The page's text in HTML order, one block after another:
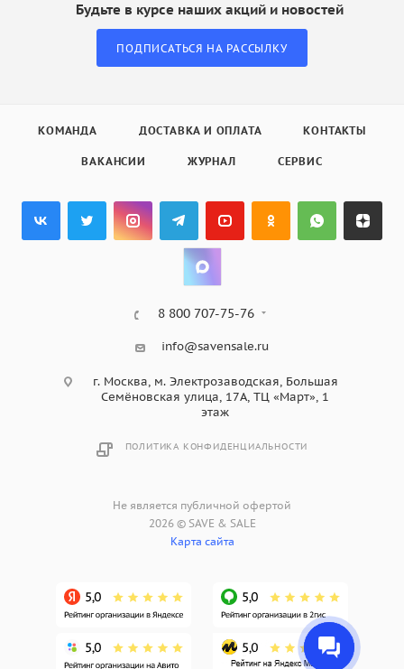
Будьте в курсе наших акций и новостей
ПОДПИСАТЬСЯ НА РАССЫЛКУ
КОМАНДА ДОСТАВКА И ОПЛАТА КОНТАКТЫ
ВАКАНСИИ ЖУРНАЛ СЕРВИС
8 800 707-75-76
info@savensale.ru
г. Москва, м. Электрозаводская, Большая
Семёновская улица, 17А, ТЦ «Март», 1
этаж
ПОЛИТИКА КОНФИДЕНЦИАЛЬНОСТИ
Не является публичной офертой
2026 © SAVE & SALE
Карта сайта